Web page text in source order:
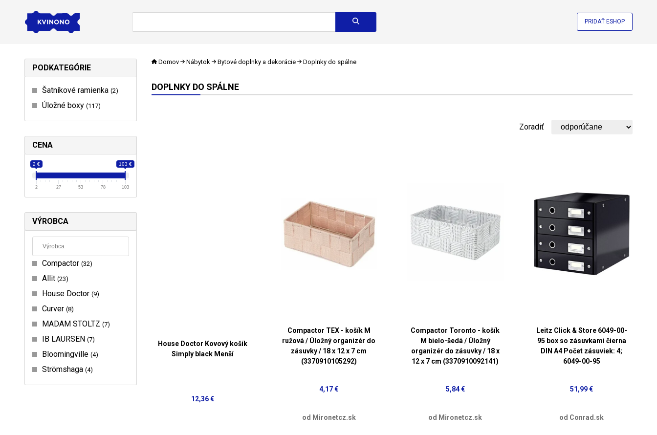
PRIDAŤ ESHOP
PODKATEGÓRIE
Šatníkové ramienka 2
Úložné boxy 117
CENA
2 € 103 €
2 27 53 78 103
VÝROBCA
Compactor 32
Allit 23
House Doctor 9
Curver 8
MADAM STOLTZ 7
IB LAURSEN 7
Bloomingville 4
Strömshaga 4
Domov Nábytok Bytové doplnky a dekorácie Doplnky do spálne
DOPLNKY DO SPÁLNE
Zoradiť
House Doctor Kovový košík
Simply black Menší
12,36 €
Compactor TEX - košík M
ružová / Úložný organizér do
zásuvky / 18 x 12 x 7 cm
(3370910105292)
4,17 €
od Mironetcz.sk
Compactor Toronto - košík
M bielo-šedá / Úložný
organizér do zásuvky / 18 x
12 x 7 cm (3370910092141)
5,84 €
od Mironetcz.sk
Leitz Click & Store 6049-00-
95 box so zásuvkami čierna
DIN A4 Počet zásuviek: 4;
6049-00-95
51,99 €
od Conrad.sk